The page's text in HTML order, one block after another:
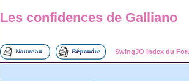
Les confidences de Galliano
SwingJO Index du